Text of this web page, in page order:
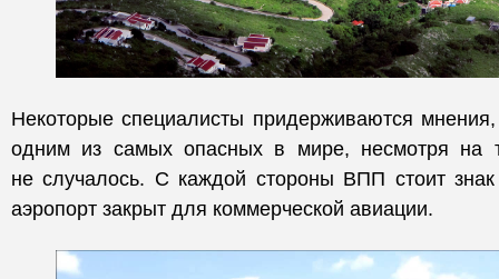
Некоторые специалисты придерживаются мнения,
одним из самых опасных в мире, несмотря на
не случалось. С каждой стороны ВПП стоит
аэропорт закрыт для коммерческой авиации.